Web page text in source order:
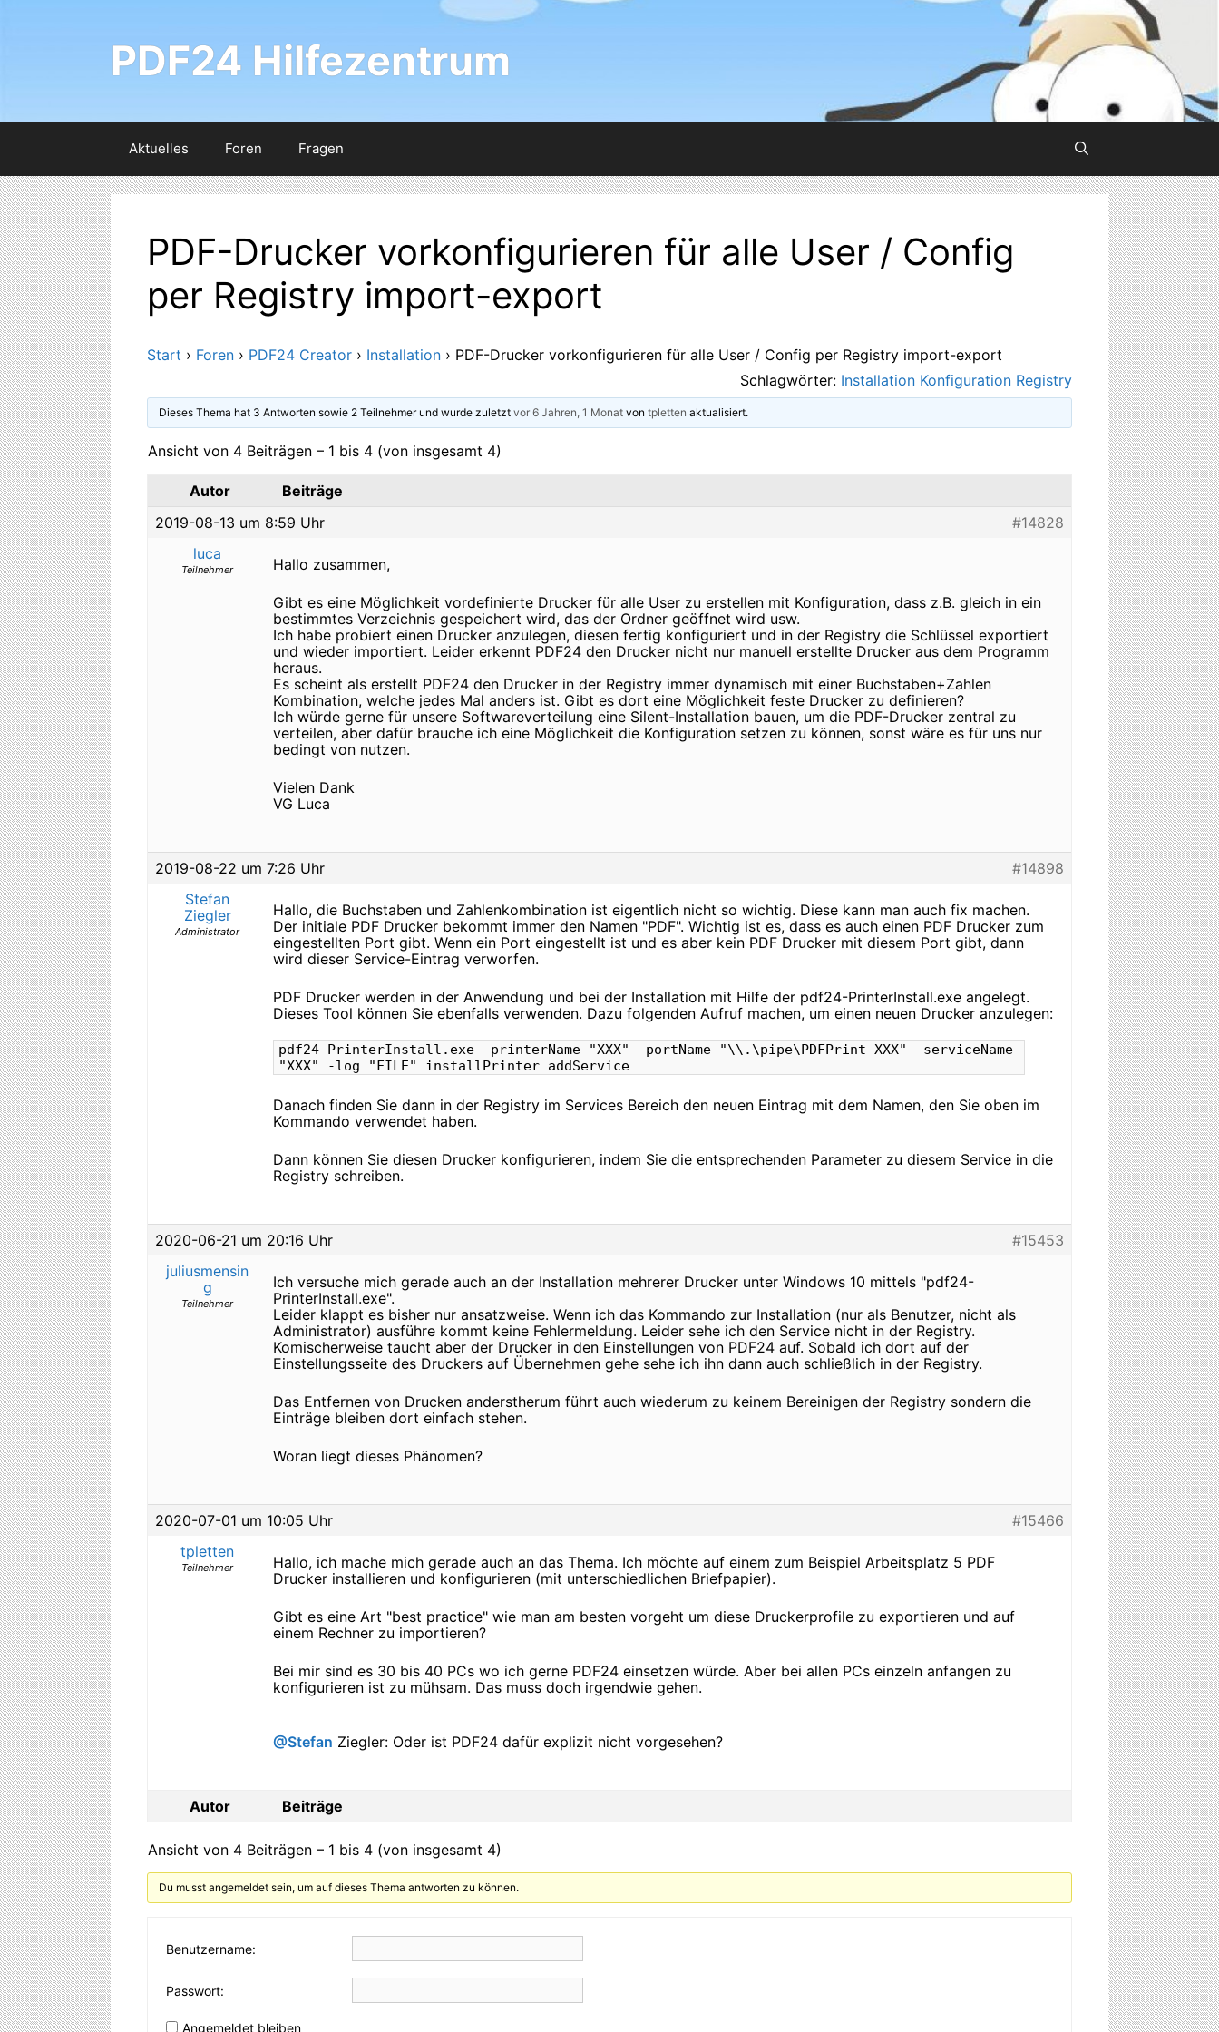
PDF24 Hilfezentrum
Aktuelles Foren Fragen
PDF-Drucker vorkonfigurieren für alle User / Config
per Registry import-export
Start › Foren › PDF24 Creator › Installation › PDF-Drucker vorkonfigurieren für alle User / Config per Registry import-export
Schlagwörter: Installation Konfiguration Registry
Dieses Thema hat 3 Antworten sowie 2 Teilnehmer und wurde zuletzt vor 6 Jahren, 1 Monatvon tpletten aktualisiert.
Ansicht von 4 Beiträgen – 1 bis 4 (von insgesamt 4)
Autor
Beiträge
2019-08-13 um 8:59 Uhr
#14828
luca
Teilnehmer Hallo zusammen,
Gibt es eine Möglichkeit vordefinierte Drucker für alle User zu erstellen mit Konfiguration, dass z.B. gleich in ein
bestimmtes Verzeichnis gespeichert wird, das der Ordner geöffnet wird usw.
Ich habe probiert einen Drucker anzulegen, diesen fertig konfiguriert und in der Registry die Schlüssel exportiert
und wieder importiert. Leider erkennt PDF24 den Drucker nicht nur manuell erstellte Drucker aus dem Programm
heraus.
Es scheint als erstellt PDF24 den Drucker in der Registry immer dynamisch mit einer Buchstaben+Zahlen
Kombination, welche jedes Mal anders ist. Gibt es dort eine Möglichkeit feste Drucker zu definieren?
Ich würde gerne für unsere Softwareverteilung eine Silent-Installation bauen, um die PDF-Drucker zentral zu
verteilen, aber dafür brauche ich eine Möglichkeit die Konfiguration setzen zu können, sonst wäre es für uns nur
bedingt von nutzen.
Vielen Dank
VG Luca
2019-08-22 um 7:26 Uhr
#14898
Stefan
Ziegler
Administrator
Hallo, die Buchstaben und Zahlenkombination ist eigentlich nicht so wichtig. Diese kann man auch fix machen.
Der initiale PDF Drucker bekommt immer den Namen "PDF". Wichtig ist es, dass es auch einen PDF Drucker zum
eingestellten Port gibt. Wenn ein Port eingestellt ist und es aber kein PDF Drucker mit diesem Port gibt, dann
wird dieser Service-Eintrag verworfen.
PDF Drucker werden in der Anwendung und bei der Installation mit Hilfe der pdf24-PrinterInstall.exe angelegt.
Dieses Tool können Sie ebenfalls verwenden. Dazu folgenden Aufruf machen, um einen neuen Drucker anzulegen:
pdf24-PrinterInstall.exe -printerName "XXX" -portName "\\.\pipe\PDFPrint-XXX" -serviceName
"XXX" -log "FILE" installPrinter addService
Danach finden Sie dann in der Registry im Services Bereich den neuen Eintrag mit dem Namen, den Sie oben im
Kommando verwendet haben.
Dann können Sie diesen Drucker konfigurieren, indem Sie die entsprechenden Parameter zu diesem Service in die
Registry schreiben.
2020-06-21 um 20:16 Uhr
#15453
juliusmensin
g
Teilnehmer
Ich versuche mich gerade auch an der Installation mehrerer Drucker unter Windows 10 mittels "pdf24-
PrinterInstall.exe".
Leider klappt es bisher nur ansatzweise. Wenn ich das Kommando zur Installation (nur als Benutzer, nicht als
Administrator) ausführe kommt keine Fehlermeldung. Leider sehe ich den Service nicht in der Registry.
Komischerweise taucht aber der Drucker in den Einstellungen von PDF24 auf. Sobald ich dort auf der
Einstellungsseite des Druckers auf Übernehmen gehe sehe ich ihn dann auch schließlich in der Registry.
Das Entfernen von Drucken anderstherum führt auch wiederum zu keinem Bereinigen der Registry sondern die
Einträge bleiben dort einfach stehen.
Woran liegt dieses Phänomen?
2020-07-01 um 10:05 Uhr
#15466
tpletten
Teilnehmer
Hallo, ich mache mich gerade auch an das Thema. Ich möchte auf einem zum Beispiel Arbeitsplatz 5 PDF
Drucker installieren und konfigurieren (mit unterschiedlichen Briefpapier).
Gibt es eine Art "best practice" wie man am besten vorgeht um diese Druckerprofile zu exportieren und auf
einem Rechner zu importieren?
Bei mir sind es 30 bis 40 PCs wo ich gerne PDF24 einsetzen würde. Aber bei allen PCs einzeln anfangen zu
konfigurieren ist zu mühsam. Das muss doch irgendwie gehen.
@Stefan Ziegler: Oder ist PDF24 dafür explizit nicht vorgesehen?
Autor Beiträge
Ansicht von 4 Beiträgen – 1 bis 4 (von insgesamt 4)
Du musst angemeldet sein, um auf dieses Thema antworten zu können.
Benutzername:
Passwort:
Angemeldet bleiben